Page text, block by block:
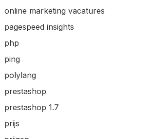
online marketing vacatures
pagespeed insights
php
ping
polylang
prestashop
prestashop 1.7
prijs